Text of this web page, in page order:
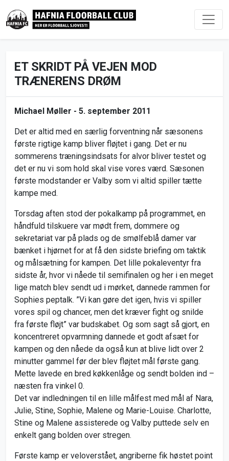
ET SKRIDT PÅ VEJEN MOD
TRÆNERENS DRØM
Michael Møller - 5. september 2011
Det er altid med en særlig forventning når sæsonens
første rigtige kamp bliver fløjtet i gang. Det er nu
sommerens træningsindsats for alvor bliver testet og
det er nu vi som hold skal vise vores værd. Sæsonen
første modstander er Valby som vi altid spiller tætte
kampe med.
Torsdag aften stod der pokalkamp på programmet, en
håndfuld tilskuere var mødt frem, dommere og
sekretariat var på plads og de smølfeblå damer var
bænket i hjørnet for at få den sidste briefing om taktik
og målsætning for kampen. Det lille pokaleventyr fra
sidste år, hvor vi nåede til semifinalen og her i en meget
lige match blev sendt ud i mørket, dannede rammen for
Sophies peptalk. ”Vi kan gøre det igen, hvis vi spiller
vores spil og chancer, men det kræver fight og snilde
fra første fløjt” var budskabet. Og som sagt så gjort, en
koncentreret opvarmning dannede et godt afsæt for
kampen og den nåede da også kun at blive lidt over 2
minutter gammel før der blev fløjtet mål første gang.
Mette lavede en bred køkkenlåge og sendt bolden ind –
næsten fra vinkel 0.
Det var indledningen til en lille målfest med mål af Nara,
Julie, Stine, Sophie, Malene og Marie-Louise. Charlotte,
Stine og Malene assisterede og Valby puttede selv en
enkelt gang bolden over stregen.
Første kamp er veloverstået, angriberne fik høstet point